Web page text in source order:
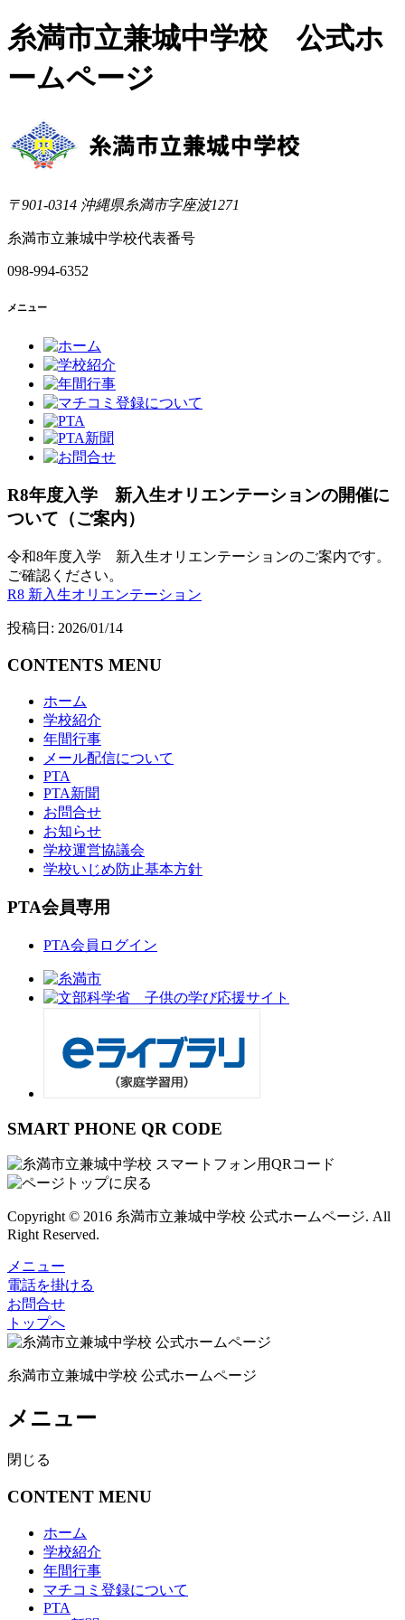
糸満市立兼城中学校 公式ホ
ームページ
〒901-0314 沖縄県糸満市字座波1271
糸満市立兼城中学校代表番号
098-994-6352
メニュー
R8年度入学 新入生オリエンテーションの開催に
ついて（ご案内）
令和8年度入学 新入生オリエンテーションのご案内です。
ご確認ください。
R8 新入生オリエンテーション
投稿日: 2026/01/14
CONTENTS MENU
ホーム
学校紹介
年間行事
メール配信について
PTA
PTA新聞
お問合せ
お知らせ
学校運営協議会
学校いじめ防止基本方針
PTA会員専用
PTA会員ログイン
SMART PHONE QR CODE
Copyright © 2016 糸満市立兼城中学校 公式ホームページ. All
Right Reserved.
メニュー
電話を掛ける
お問合せ
トップへ
糸満市立兼城中学校 公式ホームページ
メニュー
閉じる
CONTENT MENU
ホーム
学校紹介
年間行事
マチコミ登録について
PTA